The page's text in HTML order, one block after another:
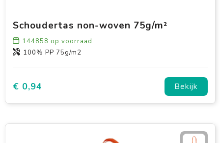
Schoudertas non-woven 75g/m²
144858 op voorraad
100% PP 75g/m2
€ 0,94 Bekijk